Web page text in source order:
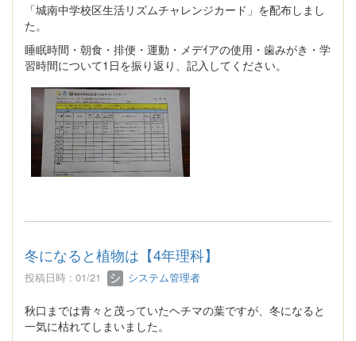
「城南中学校区生活リズムチャレンジカード」を配布しまし
た。
睡眠時間・朝食・排便・運動・メデｲアの使用・歯みがき・学
習時間について1日を振り返り、記入してください。
冬になると植物は【4年理科】
投稿日時 : 01/21 システム管理者
秋口までは青々と茂っていたヘチマの葉ですが、冬になると
一気に枯れてしまいました。